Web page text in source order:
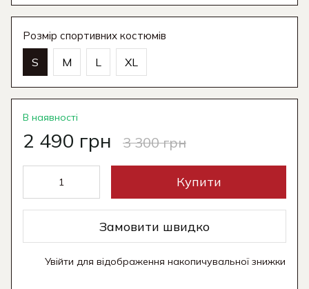
Розмір спортивних костюмів
S M L XL
В наявності
2 490 грн 3 300 грн
Купити
Замовити швидко
Увійти для відображення накопичувальної знижки